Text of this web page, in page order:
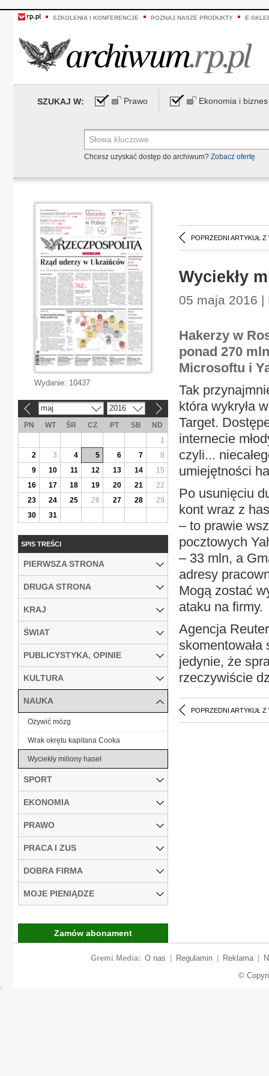
SZKOLENIA I KONFERENCJE POZNAJ NASZE PRODUKTY E-
SZUKAJ W: Prawo Ekonomia i biznes
Chcesz uzyskać dostęp do archiwum? Zobacz ofertę
POPRZEDNI ARTYKUŁ Z
Wyciekły
05 maja 2016 |
Hakerzy w
ponad 270
Microsoftu i
Tak
która wykryła
Target.
internecie
czyli...
umiejętności
Po usunięciu
kont wraz z
– to prawie
pocztowych
– 33 mln, a
adresy
Mogą zostać
ataku na firmy.
Agencja
jedynie, że
rzeczywiście
POPRZEDNI ARTYKUŁ Z
Wydanie: 10437
maj 2016
PN WT ŚR CZ PT SB
ND
1
2
3 4 5 6 7
8
9
10 11 12 13 14
15
16
17 18 19 20 21
22
23
24 25 26 27 28
29
30
31
SPIS TREŚCI
PIERWSZA STRONA
DRUGA STRONA
KRAJ
ŚWIAT
PUBLICYSTYKA, OPINIE
KULTURA
NAUKA
Ożywić mózg
Wrak okrętu kapitana Cooka
Wyciekły miliony haseł
SPORT
EKONOMIA
PRAWO
PRACA I ZUS
DOBRA FIRMA
MOJE PIENIĄDZE
Zamów abonament
Gremi Media: O nas Regulamin Reklama
©